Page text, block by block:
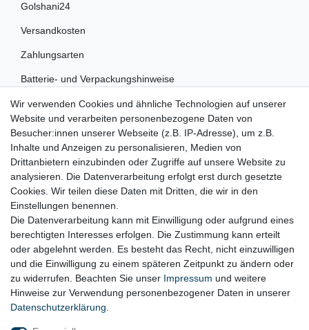
Golshani24
Versandkosten
Zahlungsarten
Batterie- und Verpackungshinweise
RECHTLICHES
Impressum
Datenschutz
Widerrufsrecht
AGB
Widerrufsformular
KONTAKT
Tel.: 08031-23444-0
Wir verwenden Cookies und ähnliche Technologien auf unserer
Website und verarbeiten personenbezogene Daten von
Besucher:innen unserer Webseite (z.B. IP-Adresse), um z.B.
Inhalte und Anzeigen zu personalisieren, Medien von
Drittanbietern einzubinden oder Zugriffe auf unsere Website zu
analysieren. Die Datenverarbeitung erfolgt erst durch gesetzte
Cookies. Wir teilen diese Daten mit Dritten, die wir in den
Einstellungen benennen.
Die Datenverarbeitung kann mit Einwilligung oder aufgrund eines
berechtigten Interesses erfolgen. Die Zustimmung kann erteilt
oder abgelehnt werden. Es besteht das Recht, nicht einzuwilligen
und die Einwilligung zu einem späteren Zeitpunkt zu ändern oder
zu widerrufen. Beachten Sie unser Impressum und weitere
Hinweise zur Verwendung personenbezogener Daten in unserer
Daten­schutz­erklärung